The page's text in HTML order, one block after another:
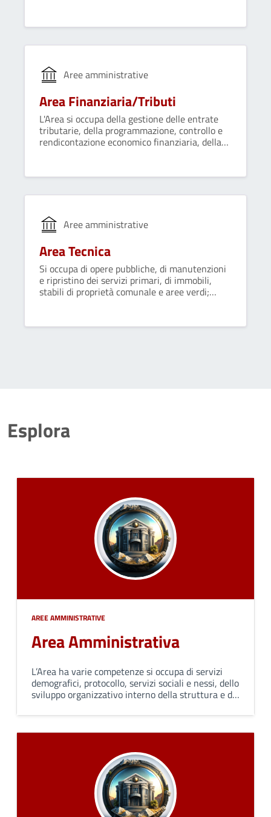
Aree amministrative
Area Finanziaria/Tributi
L'Area si occupa della gestione delle entrate
tributarie, della programmazione, controllo e
rendicontazione economico finanziaria, della
economico del personale.
Aree amministrative
Area Tecnica
Si occupa di opere pubbliche, di manutenzioni
e ripristino dei servizi primari, di immobili,
stabili di proprietà comunale e aree verdi;
Esplora
AREE AMMINISTRATIVE
Area Amministrativa
L’Area ha varie competenze si occupa di servizi
demografici, protocollo, servizi sociali e nessi, dello
sviluppo organizzativo interno della struttura e di
strutture dell'Ente.